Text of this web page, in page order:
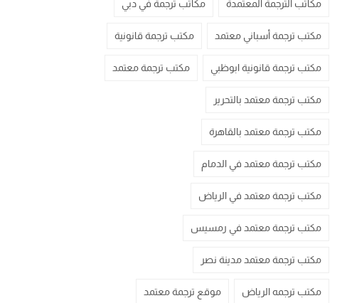
مكاتب الترجمة المعتمدة مكاتب ترجمة في دبي
مكتب ترجمة أسباني معتمد مكتب ترجمة قانونية
مكتب ترجمة قانونية ابوظبي مكتب ترجمة معتمد
مكتب ترجمة معتمد بالتحرير
مكتب ترجمة معتمد بالقاهرة
مكتب ترجمة معتمد في الدمام
مكتب ترجمة معتمد في الرياض
مكتب ترجمة معتمد في رمسيس
مكتب ترجمة معتمد مدينة نصر
مكتب ترجمه الرياض موقع ترجمة معتمد